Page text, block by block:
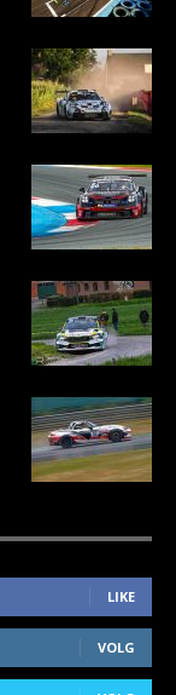
LIKE
VOLG